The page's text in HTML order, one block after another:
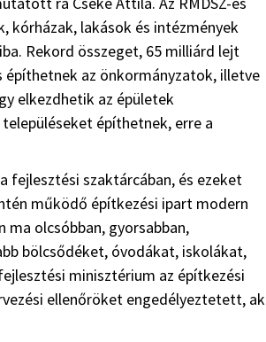
lakások és intézmények
Rekord összeget, 65 milliárd lejt
az önkormányzatok, illetve
elkezdhetik az épületek
építhetnek, erre a
szaktárcában, és ezeket
működő építkezési ipart modern
olcsóbban, gyorsabban,
bölcsődéket, óvodákat, iskolákat,
minisztérium az építkezési
ellenőröket engedélyeztetett,